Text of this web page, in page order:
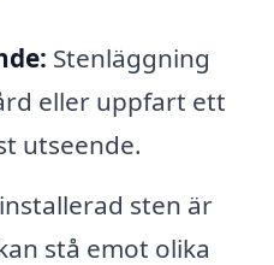
Stenläggning
eller uppfart ett
utseende.
sten är
stå emot olika